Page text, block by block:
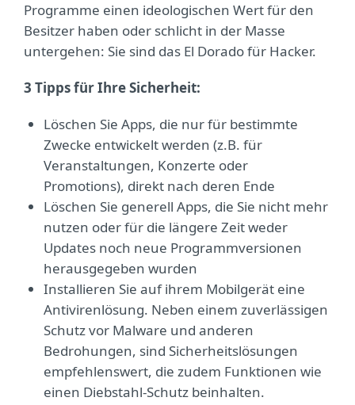
Programme einen ideologischen Wert für den
Besitzer haben oder schlicht in der Masse
untergehen: Sie sind das El Dorado für Hacker.
3 Tipps für Ihre Sicherheit:
Löschen Sie Apps, die nur für bestimmte
Zwecke entwickelt werden (z.B. für
Veranstaltungen, Konzerte oder
Promotions), direkt nach deren Ende
Löschen Sie generell Apps, die Sie nicht mehr
nutzen oder für die längere Zeit weder
Updates noch neue Programmversionen
herausgegeben wurden
Installieren Sie auf ihrem Mobilgerät eine
Antivirenlösung. Neben einem zuverlässigen
Schutz vor Malware und anderen
Bedrohungen, sind Sicherheitslösungen
empfehlenswert, die zudem Funktionen wie
einen Diebstahl-Schutz beinhalten.